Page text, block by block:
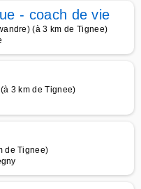
- coach de vie
(à 3 km de Tignee)
3 km de Tignee)
de Tignee)